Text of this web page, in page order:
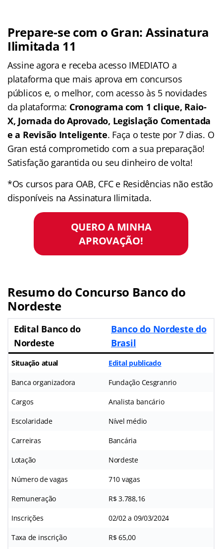
Prepare-se com o Gran: Assinatura
Ilimitada 11
Assine agora e receba acesso IMEDIATO a
plataforma que mais aprova em concursos
públicos e, o melhor, com acesso às 5 novidades
da plataforma: Cronograma com 1 clique, Raio-
X, Jornada do Aprovado, Legislação Comentada
e a Revisão Inteligente. Faça o teste por 7 dias. O
Gran está comprometido com a sua preparação!
Satisfação garantida ou seu dinheiro de volta!
*Os cursos para OAB, CFC e Residências não estão
disponíveis na Assinatura Ilimitada.
QUERO A MINHA
APROVAÇÃO!
Resumo do Concurso Banco do
Nordeste
Edital Banco do
Nordeste
Banco do Nordeste do
Brasil
Situação atual Edital publicado
Banca organizadora Fundação Cesgranrio
Cargos Analista bancário
Escolaridade Nível médio
Carreiras Bancária
Lotação Nordeste
Número de vagas 710 vagas
Remuneração R$ 3.788,16
Inscrições 02/02 a 09/03/2024
Taxa de inscrição R$ 65,00